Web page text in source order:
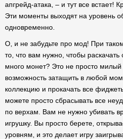
апгрейд-атака, – и тут все встает!
Эти моменты выходят на уровень
одновременно.
О, и не забудьте про мод! При
то, что вам нужно, чтобы
много монет? Это не просто
возможность затащить в любой
коллекцию и прокачать все
можете просто сбрасывать все
по верхам. Вам не нужно убивать
игрушку. Вы просто берете,
уровням, и это делает игру